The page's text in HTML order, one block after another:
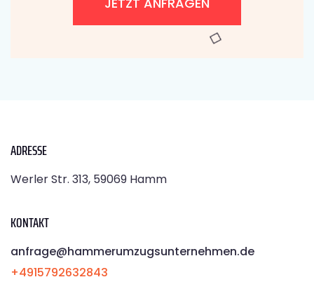
ADRESSE
Werler Str. 313, 59069 Hamm
KONTAKT
anfrage@hammerumzugsunternehmen.de
+4915792632843